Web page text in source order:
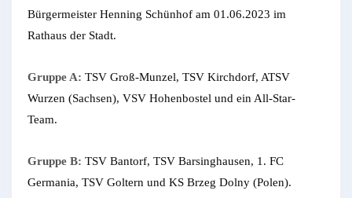
Bürgermeister Henning Schünhof am 01.06.2023 im
Rathaus der Stadt.
Gruppe A: TSV Groß-Munzel, TSV Kirchdorf, ATSV
Wurzen (Sachsen), VSV Hohenbostel und ein All-Star-
Team.
Gruppe B: TSV Bantorf, TSV Barsinghausen, 1. FC
Germania, TSV Goltern und KS Brzeg Dolny (Polen).